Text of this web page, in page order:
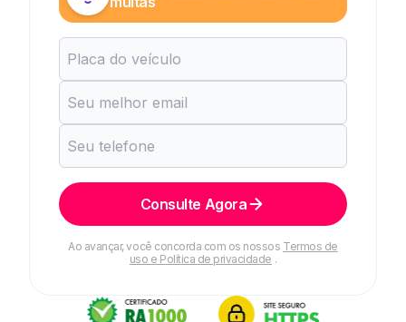
Consulte Agora
Ao avançar, você concorda com os nossos Termos de
uso e Política de privacidade .